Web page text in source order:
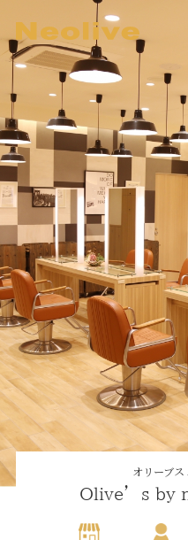
オリーブ
Olive’s by